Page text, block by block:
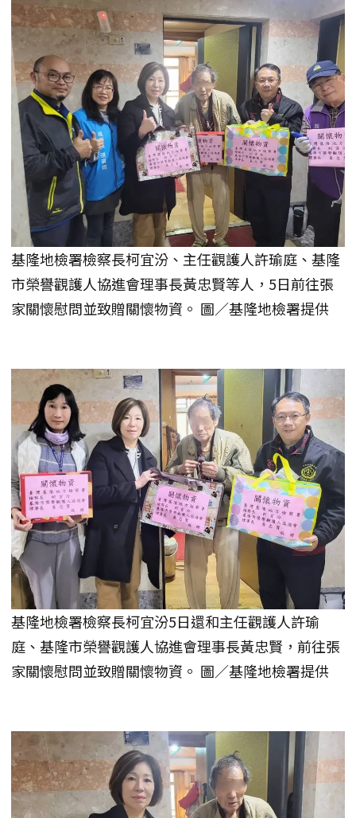
基隆地檢署檢察長柯宜汾、主任觀護人許瑜庭、基隆
市榮譽觀護人協進會理事長黃忠賢等人，5日前往張
家關懷慰問並致贈關懷物資。 圖／基隆地檢署提供
基隆地檢署檢察長柯宜汾5日還和主任觀護人許瑜
庭、基隆市榮譽觀護人協進會理事長黃忠賢，前往張
家關懷慰問並致贈關懷物資。 圖／基隆地檢署提供